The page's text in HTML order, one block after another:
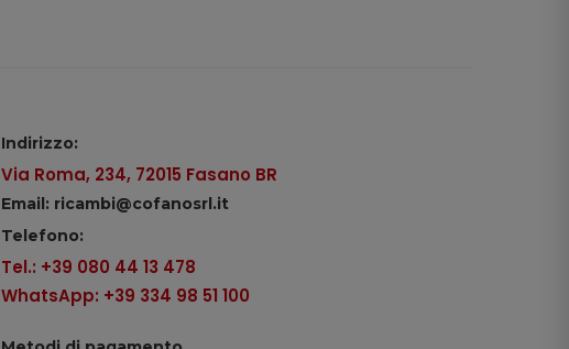
Indirizzo:
Via Roma, 234, 72015 Fasano BR
Email: ricambi@cofanosrl.it
Telefono:
Tel.: +39 080 44 13 478
WhatsApp: +39 334 98 51 100